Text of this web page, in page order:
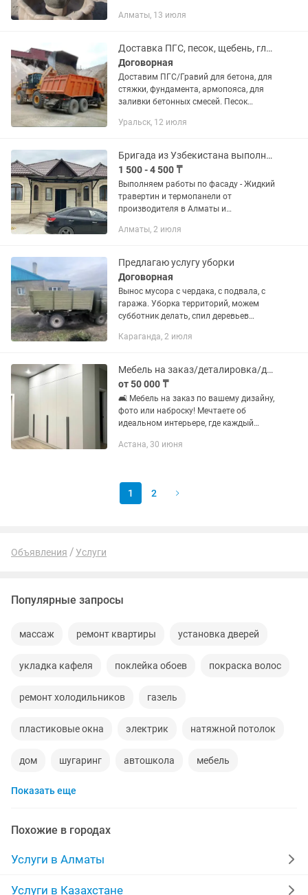
и установка имеются!
Алматы, 13 июля
Доставка ПГС, песок, щебень, глина, чернозем
Договорная
Доставим ПГС/Гравий для бетона, для
стяжки, фундамента, армопояса, для
заливки бетонных смесей. Песок
кладку кирпича, под брусчатку, на
Уральск, 12 июля
Бригада из Узбекистана выполняет фасадные работы травертин и термопанель
1 500 - 4 500 ₸
Выполняем работы по фасаду - Жидкий
травертин и термопанели от
производителя в Алматы и
поставки с собственного производства
перепадам...
Алматы, 2 июля
Предлагаю услугу уборки
Договорная
Вынос мусора с чердака, с подвала, с
гаража. Уборка территорий, можем
субботник делать, спил деревьев
триммером, вспашка огородов, дачи
Караганда, 2 июля
Мебель на заказ/деталировка/дизайн проект
от 50 000 ₸
🛋️ Мебель на заказ по вашему дизайну,
фото или наброску! Мечтаете об
идеальном интерьере, где каждый
с умом? Увидели красивый шкаф в
Астана, 30 июня
1 2
Объявления Услуги
Популярные запросы
массаж ремонт квартиры установка дверей
укладка кафеля поклейка обоев покраска волос
ремонт холодильников газель
пластиковые окна электрик натяжной потолок
дом шугаринг автошкола мебель
ремонт телевизоров
установка кондиционеров
вывоз мусора москитные сетки
Показать еще
Похожие в городах
Услуги в Алматы
Услуги в Казахстане